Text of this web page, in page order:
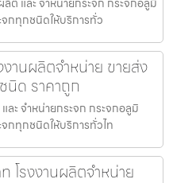
จกทุกชนิดให้บริการทั่ว
านผลิตจำหน่าย ขายส่ง
นิด ราคาถูก
ะ จำหน่ายกระจก กระจกอลูมิ
กทุกชนิดให้บริการทั่วไท
โรงงานผลิตจำหน่าย